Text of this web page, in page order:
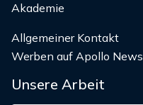
Akademie
Allgemeiner Kontakt
Werben auf Apollo News
Unsere Arbeit